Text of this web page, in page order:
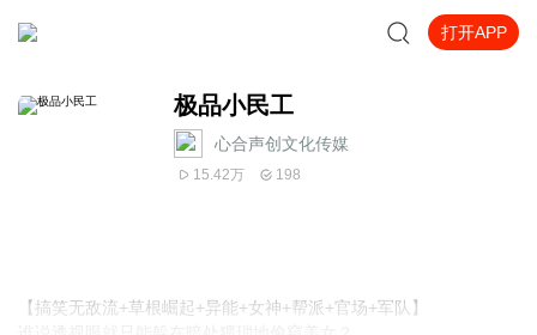
打开APP
极品小民工
心合声创文化传媒
15.42万 198
【搞笑无敌流+草根崛起+异能+女神+帮派+官场+军队】